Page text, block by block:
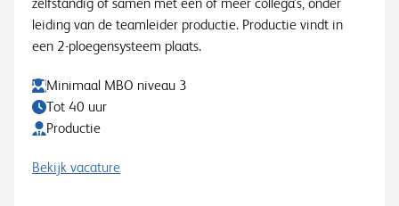
leiding van de teamleider productie. Productie vindt in
een 2-ploegensysteem plaats.
Minimaal MBO niveau 3
Tot 40 uur
Productie
Bekijk vacature